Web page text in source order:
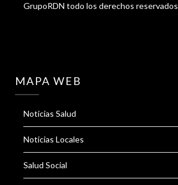
GrupoRDN todo los derechos reservados
MAPA WEB
Noticias Salud
Noticias Locales
Salud Social